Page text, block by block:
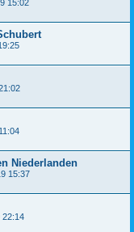
15:02
Niederlanden
15:37
22:14